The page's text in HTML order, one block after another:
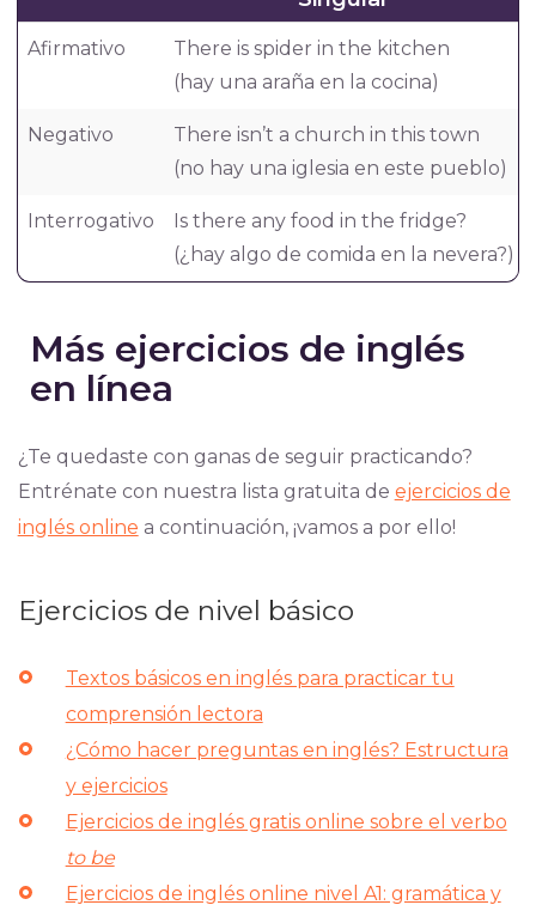
Afirmativo
There is spider in the kitchen
(hay una araña en la cocina)
Negativo
There isn’t a church in this town
(no hay una iglesia en este pueblo)
Interrogativo
Is there any food in the fridge?
(¿hay algo de comida en la nevera?)
Más ejercicios de inglés
en línea
¿Te quedaste con ganas de seguir practicando?
Entrénate con nuestra lista gratuita de ejercicios de
inglés online a continuación, ¡vamos a por ello!
Ejercicios de nivel básico
Textos básicos en inglés para practicar tu
comprensión lectora
¿Cómo hacer preguntas en inglés? Estructura
y ejercicios
Ejercicios de inglés gratis online sobre el verbo
to be
Ejercicios de inglés online nivel A1: gramática y